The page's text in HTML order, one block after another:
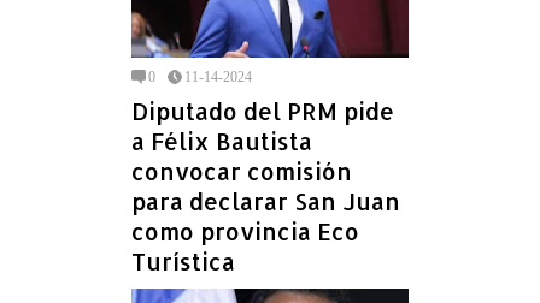
0 11-14-2024
Diputado del PRM pide
a Félix Bautista
convocar comisión
para declarar San Juan
como provincia Eco
Turística